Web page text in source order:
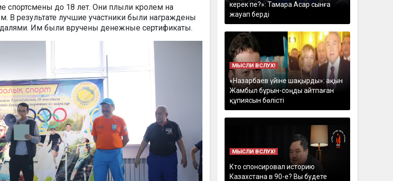
спортсмены до 18 лет. Они плыли кролем на
В результате лучшие участники были награждены
Им были вручены денежные сертификаты.
керек пе?»: Тамара Асар сынға
жауап берді
МЫСЛИ ВСЛУХ!
«Назарбаев үйіне шақырды»: ақын
Жамбыл бұрын-соңды айтпаған
құпиясын бөлісті
МЫСЛИ ВСЛУХ!
Кто спонсировал историю
Казахстана в 90-е? Вы будете